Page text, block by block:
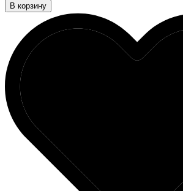
В корзину